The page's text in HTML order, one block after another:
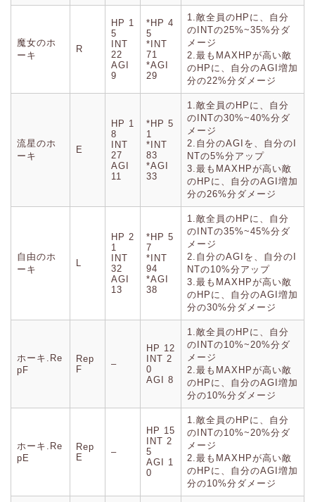
魔女のホ
ーキ
R
HP 1
5
INT
22
AGI
9
*HP 4
5
*INT
71
*AGI
29
1.敵全員のHPに、自分
のINTの25%~35%分ダ
メージ
2.最もMAXHPが高い敵
のHPに、自分のAGI増加
分の22%分ダメージ
流星のホ
ーキ
E
HP 1
8
INT
27
AGI
11
*HP 5
1
*INT
83
*AGI
33
1.敵全員のHPに、自分
のINTの30%~40%分ダ
メージ
2.自分のAGIを、自分のI
NTの5%分アップ
3.最もMAXHPが高い敵
のHPに、自分のAGI増加
分の26%分ダメージ
自由のホ
ーキ
L
HP 2
1
INT
32
AGI
13
*HP 5
7
*INT
94
*AGI
38
1.敵全員のHPに、自分
のINTの35%~45%分ダ
メージ
2.自分のAGIを、自分のI
NTの10%分アップ
3.最もMAXHPが高い敵
のHPに、自分のAGI増加
分の30%分ダメージ
ホーキ.Re
pF
Rep
F
–
HP 12
INT 2
0
AGI 8
1.敵全員のHPに、自分
のINTの10%~20%分ダ
メージ
2.最もMAXHPが高い敵
のHPに、自分のAGI増加
分の10%分ダメージ
ホーキ.Re
pE
Rep
E
–
HP 15
INT 2
5
AGI 1
0
1.敵全員のHPに、自分
のINTの10%~20%分ダ
メージ
2.最もMAXHPが高い敵
のHPに、自分のAGI増加
分の10%分ダメージ